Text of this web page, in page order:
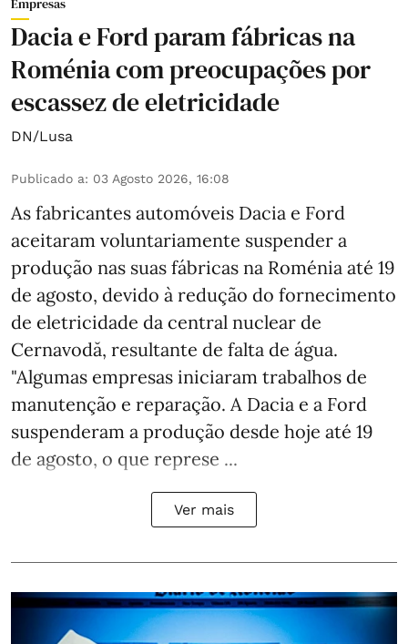
Dacia e Ford param fábricas na
Roménia com preocupações por
escassez de eletricidade
DN/Lusa
Publicado a: 03 Agosto 2026, 16:08
As fabricantes automóveis Dacia e Ford
aceitaram voluntariamente suspender a
produção nas suas fábricas na Roménia até 19
de agosto, devido à redução do fornecimento
de eletricidade da central nuclear de
Cernavodă, resultante de falta de água.
"Algumas empresas iniciaram trabalhos de
manutenção e reparação. A Dacia e a Ford
suspenderam a produção desde hoje até 19
de agosto, o que represe ...
Ver mais